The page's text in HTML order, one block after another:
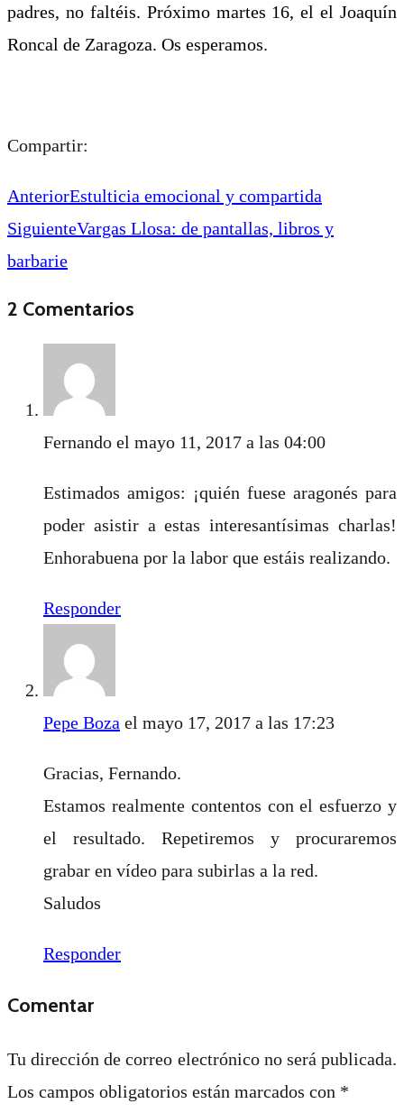
padres, no faltéis. Próximo martes 16, el el Joaquín
Roncal de Zaragoza. Os esperamos.
Compartir:
AnteriorEstulticia emocional y compartida
SiguienteVargas Llosa: de pantallas, libros y
barbarie
2 Comentarios
Fernando el mayo 11, 2017 a las 04:00
Estimados amigos: ¡quién fuese aragonés para
poder asistir a estas interesantísimas charlas!
Enhorabuena por la labor que estáis realizando.
Responder
Pepe Boza el mayo 17, 2017 a las 17:23
Gracias, Fernando.
Estamos realmente contentos con el esfuerzo y
el resultado. Repetiremos y procuraremos
grabar en vídeo para subirlas a la red.
Saludos
Responder
Comentar
Tu dirección de correo electrónico no será publicada.
Los campos obligatorios están marcados con *